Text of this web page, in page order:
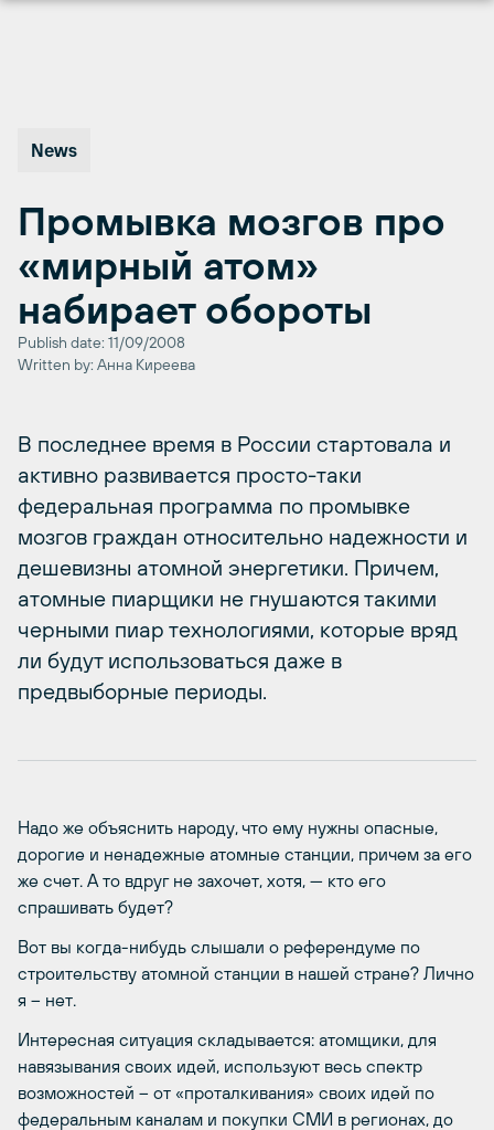
News
Промывка мозгов про
«мирный атом»
набирает обороты
Publish date: 11/09/2008
Written by: Анна Киреева
В последнее время в России стартовала и
активно развивается просто-таки
федеральная программа по промывке
мозгов граждан относительно надежности и
дешевизны атомной энергетики. Причем,
атомные пиарщики не гнушаются такими
черными пиар технологиями, которые вряд
ли будут использоваться даже в
предвыборные периоды.
Надо же объяснить народу, что ему нужны опасные,
дорогие и ненадежные атомные станции, причем за его
же счет. А то вдруг не захочет, хотя, — кто его
спрашивать будет?
Вот вы когда-нибудь слышали о референдуме по
строительству атомной станции в нашей стране? Лично
я – нет.
Интересная ситуация складывается: атомщики, для
навязывания своих идей, используют весь спектр
возможностей – от «проталкивания» своих идей по
федеральным каналам и покупки СМИ в регионах, до